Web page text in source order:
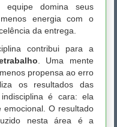
equipe domina seus
energia com o
da entrega.
contribui para a
. Uma mente
propensa ao erro
os resultados das
é cara: ela
emocional. O resultado
nesta área é a